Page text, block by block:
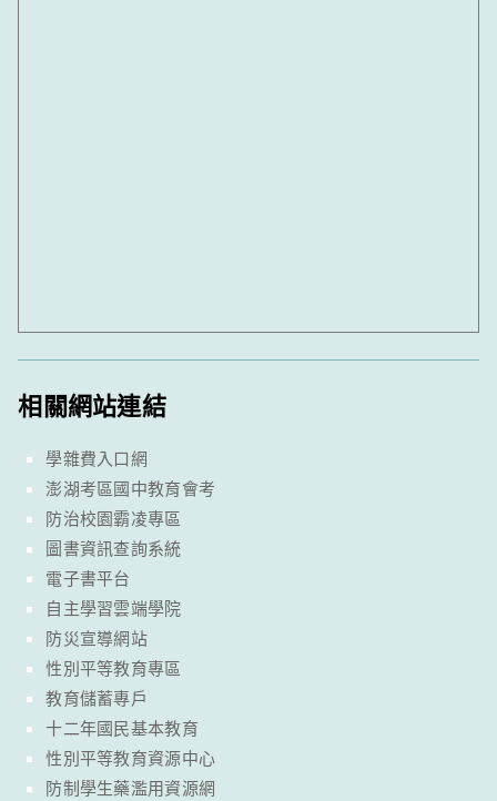
相關網站連結
學雜費入口網
澎湖考區國中教育會考
防治校園霸凌專區
圖書資訊查詢系統
電子書平台
自主學習雲端學院
防災宣導網站
性別平等教育專區
教育儲蓄專戶
十二年國民基本教育
性別平等教育資源中心
防制學生藥濫用資源網